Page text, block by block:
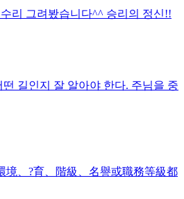
리 그려봤습니다^^ 승리의 정신!!
길인지 잘 알아야 한다. 주님을 중
境、?育、階級、名譽或職務等級都